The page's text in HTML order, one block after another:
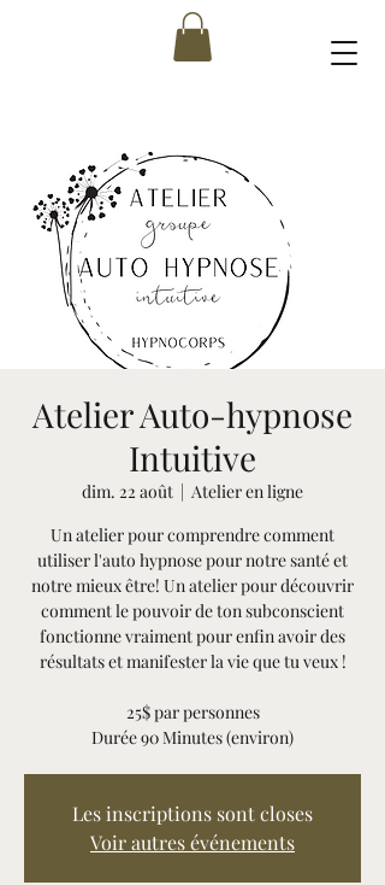
Atelier Auto-hypnose
Intuitive
dim. 22 août
  |
Atelier en ligne
Un atelier pour comprendre comment
utiliser l'auto hypnose pour notre santé et
notre mieux être! Un atelier pour découvrir
comment le pouvoir de ton subconscient
fonctionne vraiment pour enfin avoir des
résultats et manifester la vie que tu veux !
25$ par personnes
Les inscriptions sont closes
Voir autres événements